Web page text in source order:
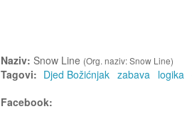
Naziv: Snow Line (Org. naziv: Snow Line)
Tagovi: Djed Božićnjak zabava logika
Facebook: